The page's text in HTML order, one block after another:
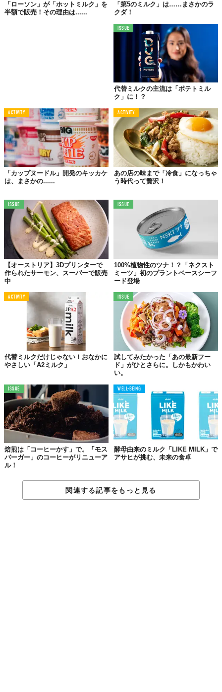
「ローソン」が「ホットミルク」を
半額で販売！その理由は......
「第5のミルク」は……まさかのラ
クダ！
ISSUE
代替ミルクの主流は「ポテトミル
ク」に！？
ACTIVITY
「カップヌードル」開発のキッカケ
は、まさかの......
ACTIVITY
あの店の味まで「冷食」になっちゃ
う時代って贅沢！
ISSUE
【オーストリア】3Dプリンターで
作られたサーモン、スーパーで販売
中
ISSUE
100%植物性のツナ！？「ネクスト
ミーツ」初のプラントベースシーフ
ード登場
ACTIVITY
代替ミルクだけじゃない！おなかに
やさしい「A2ミルク」
ISSUE
試してみたかった「あの最新フー
ド」がひとさらに。しかもかわい
い。
ISSUE
焙煎は「コーヒーかす」で。「モス
バーガー」のコーヒーがリニューア
ル！
WELL-BEING
酵母由来のミルク「LIKE MILK」で
アサヒが挑む、未来の食卓
関連する記事をもっと見る